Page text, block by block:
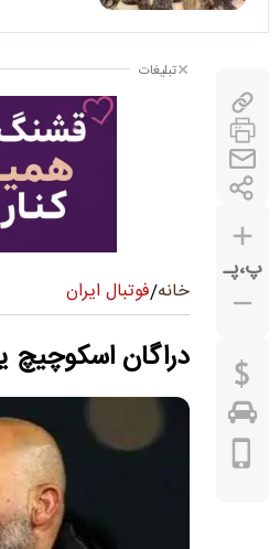
پ،پـ
تبلیغات
خانه/فوتبال ایران
دراگان اسکوچیچ